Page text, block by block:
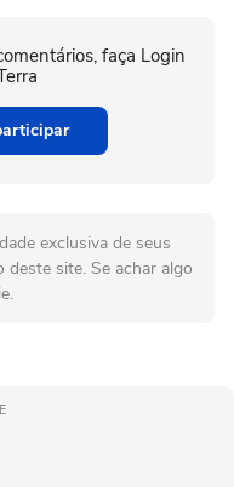
faça Login
exclusiva de seus
deste site. Se achar algo